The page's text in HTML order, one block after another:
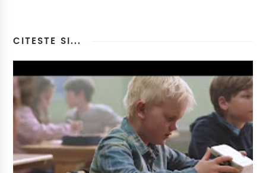
CITESTE SI...